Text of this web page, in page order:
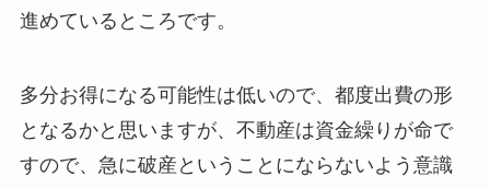
進めているところです。
多分お得になる可能性は低いので、都度出費の形
となるかと思いますが、不動産は資金繰りが命で
すので、急に破産ということにならないよう意識